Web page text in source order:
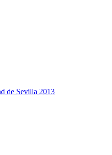
de Sevilla 2013